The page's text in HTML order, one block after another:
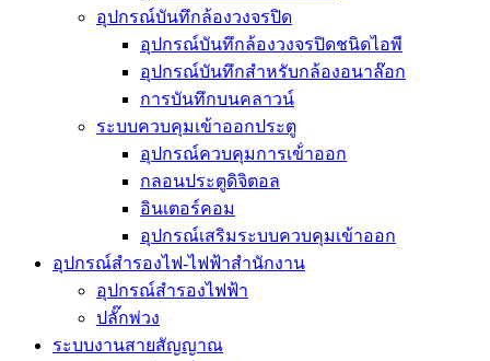
อุปกรณ์บันทึกล้องวงจรปิด
อุปกรณ์บันทึกล้องวงจรปิดชนิดไอพี
อุปกรณ์บันทึกสำหรับกล้องอนาล๊อก
การบันทึกบนคลาวน์
ระบบควบคุมเข้าออกประตู
อุปกรณ์ควบคุมการเข้่าออก
กลอนประตูดิจิตอล
อินเตอร์คอม
อุปกรณ์เสริมระบบควบคุมเข้าออก
อุปกรณ์สำรองไฟ-ไฟฟ้าสำนักงาน
อุปกรณ์สำรองไฟฟ้า
ปลั๊กพ่วง
ระบบงานสายสัญญาณ